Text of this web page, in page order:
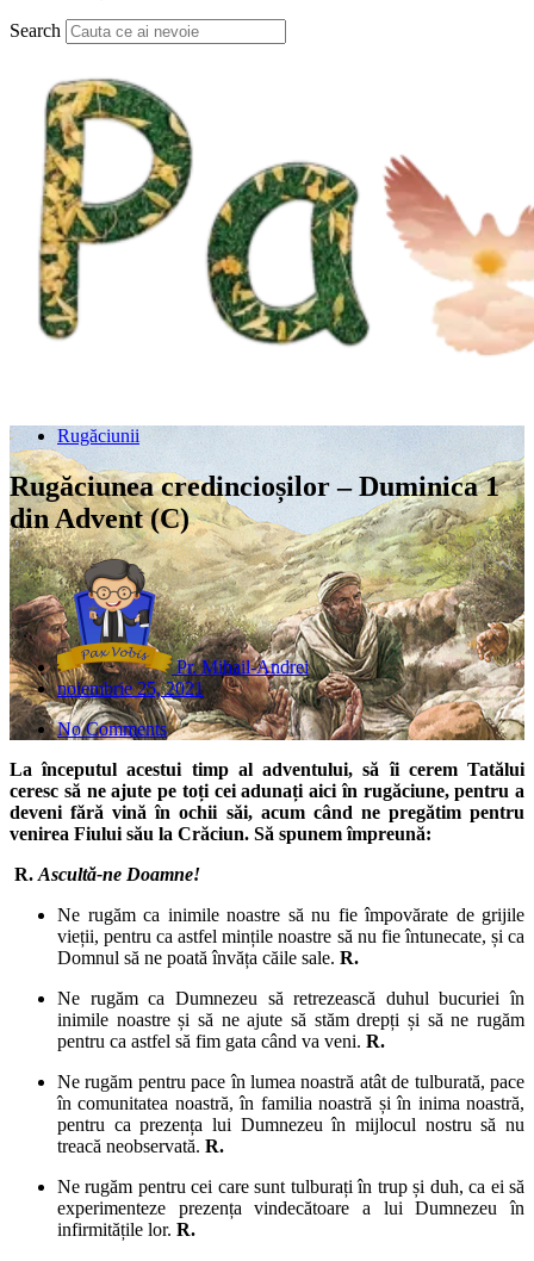
Search
Rugăciunii
Rugăciunea credincioșilor – Duminica 1
din Advent (C)
Pr. Mihail-Andrei
noiembrie 25, 2021
No Comments
La începutul acestui timp al adventului, să îi cerem Tatălui
ceresc să ne ajute pe toți cei adunați aici în rugăciune, pentru a
deveni fără vină în ochii săi, acum când ne pregătim pentru
venirea Fiului său la Crăciun. Să spunem împreună:
R. Ascultă-ne Doamne!
Ne rugăm ca inimile noastre să nu fie împovărate de grijile
vieții, pentru ca astfel mințile noastre să nu fie întunecate, și ca
Domnul să ne poată învăța căile sale. R.
Ne rugăm ca Dumnezeu să retrezească duhul bucuriei în
inimile noastre și să ne ajute să stăm drepți și să ne rugăm
pentru ca astfel să fim gata când va veni. R.
Ne rugăm pentru pace în lumea noastră atât de tulburată, pace
în comunitatea noastră, în familia noastră și în inima noastră,
pentru ca prezența lui Dumnezeu în mijlocul nostru să nu
treacă neobservată. R.
Ne rugăm pentru cei care sunt tulburați în trup și duh, ca ei să
experimenteze prezența vindecătoare a lui Dumnezeu în
infirmitățile lor. R.